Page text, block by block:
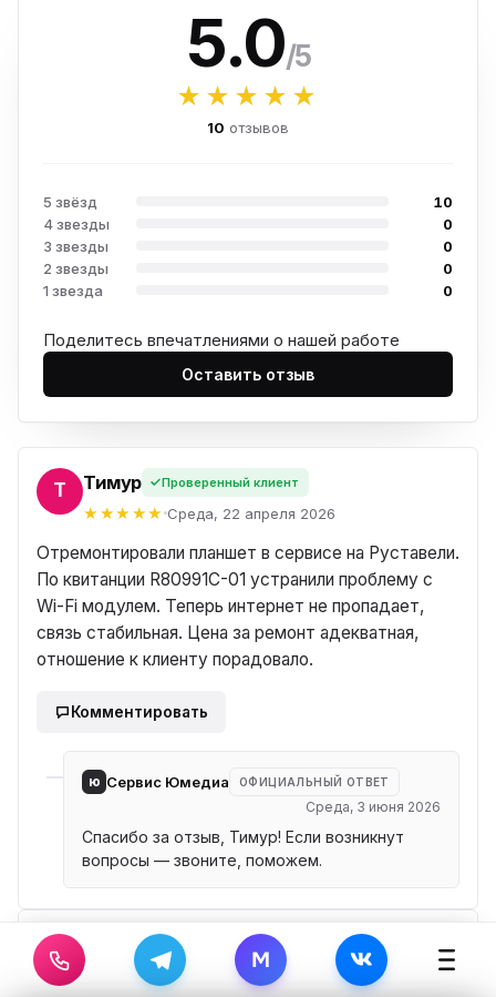
5.0/5
★★★★★
10 отзывов
5 звёзд
10
4 звезды
0
3 звезды
0
2 звезды
0
1 звезда
0
Поделитесь впечатлениями о нашей работе
Оставить отзыв
Тимур Проверенный клиент
Среда, 22 апреля 2026
Отремонтировали планшет в сервисе на Руставели.
По квитанции R80991C-01 устранили проблему с
Wi-Fi модулем. Теперь интернет не пропадает,
связь стабильная. Цена за ремонт адекватная,
отношение к клиенту порадовало.
Комментировать
ю Сервис Юмедиа ОФИЦИАЛЬНЫЙ ОТВЕТ
Среда, 3 июня 2026
Спасибо за отзыв, Тимур! Если возникнут
вопросы — звоните, поможем.
Зинаида Проверенный клиент
Вторник, 21 апреля 2026
M